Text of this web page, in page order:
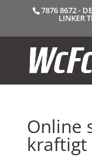
7876 8672 -
LINKER
Online
kraftigt